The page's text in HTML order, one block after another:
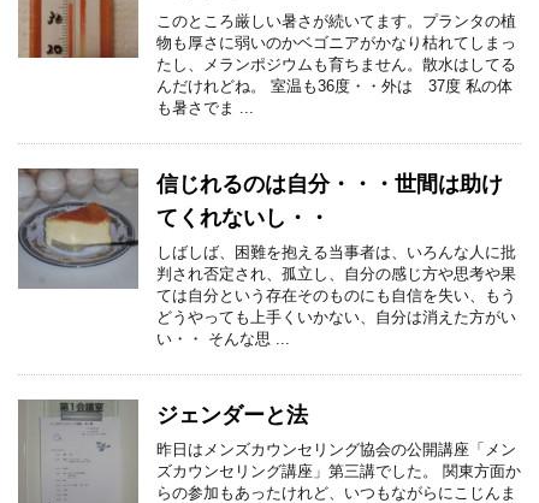
このところ厳しい暑さが続いてます。プランタの植
物も厚さに弱いのかベゴニアがかなり枯れてしまっ
たし、メランポジウムも育ちません。散水はしてる
んだけれどね。 室温も36度・・外は 37度 私の体
も暑さでま ...
信じれるのは自分・・・世間は助け
てくれないし・・
しばしば、困難を抱える当事者は、いろんな人に批
判され否定され、孤立し、自分の感じ方や思考や果
ては自分という存在そのものにも自信を失い、もう
どうやっても上手くいかない、自分は消えた方がい
い・・ そんな思 ...
ジェンダーと法
昨日はメンズカウンセリング協会の公開講座「メン
ズカウンセリング講座」第三講でした。 関東方面か
らの参加もあったけれど、いつもながらにこじんま